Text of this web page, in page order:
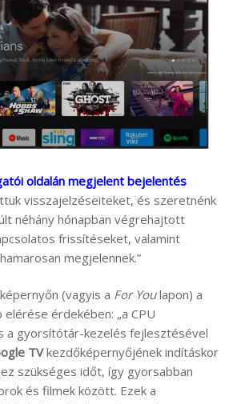
oldalán megjelent bejelentés
visszajelzéseiteket, és szeretnénk
néhány hónapban végrehajtott
frissítéseket, valamint
megjelennek.”
(vagyis a For Youlapon) a
érdekében: „a CPU
a gyorsítótár-kezelés fejlesztésével
TVkezdőképernyőjének indításkor
szükséges időt, így gyorsabban
és filmek között. Ezek a